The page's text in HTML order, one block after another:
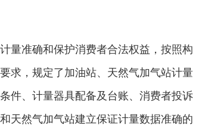
量准确和保护消费者合法权益，按照构
求，规定了加油站、天然气加气站计量
件、计量器具配备及台账、消费者投诉
天然气加气站建立保证计量数据准确的